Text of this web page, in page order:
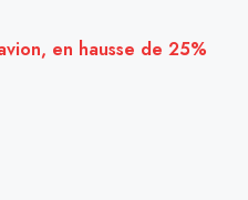
en hausse de 25%